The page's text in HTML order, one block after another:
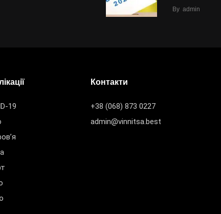
By admin
19
Контакти
+38 (068) 873 0227
admin@vinnitsa.best